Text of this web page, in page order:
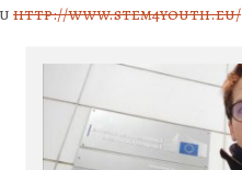
http://www.stem4youth.eu/